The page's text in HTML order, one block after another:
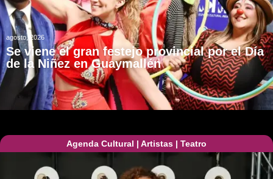
agosto, 2026
Se viene el gran festejo provincial por el Día
de la Niñez en Guaymallén
Agenda Cultural | Artistas | Teatro